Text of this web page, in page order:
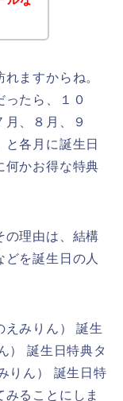
ますからね。
ったら、１０
月、８月、９
各月に誕生日
何かお得な特典
の理由は、結構
を誕生日の人
えみりん） 誕生
） 誕生日特典タ
りん） 誕生日特
ることにしま